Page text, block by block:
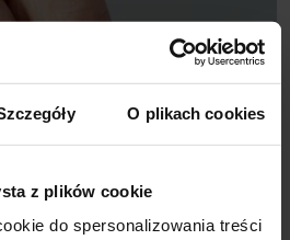
O plikach cookies
z plików cookie
do spersonalizowania treści